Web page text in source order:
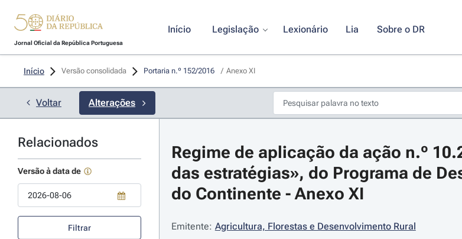
Jornal Oficial da República Portuguesa
Início Legislação Lexionário Lia Sobre o DR
Início Versão consolidada Portaria n.º 152/2016 / Anexo XI
Voltar Alterações
Relacionados
Versão à data de
Filtrar
Regime de aplicação da ação n.º
das estratégias», do Programa de
do Continente - Anexo XI
Emitente: Agricultura, Florestas e Desenvolvimento Rural